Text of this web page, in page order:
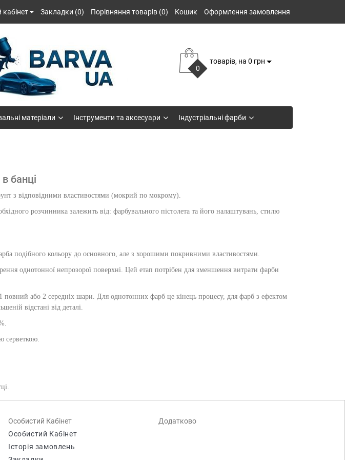
Закладки (0) Порівняння товарів (0) Кошик Оформлення замовлення
0
товарів, на 0 грн
матеріали Інструменти та аксесуари Індустріальні фарби
банці
з відповідними властивостями (мокрий по мокрому).
розчинника залежить від: фарбувального пістолета та його налаштувань, стилю
подібного кольору до основного, але з хорошими покривними властивостями.
однотонної непрозорої поверхні. Цей етап потрібен для зменшення витрати фарби
повний або 2 середніх шари. Для однотонних фарб це кінець процесу, для фарб з ефектом
відстані від деталі.
серветкою.
Особистий Кабінет
Особистий Кабінет
Історія замовлень
Додатково